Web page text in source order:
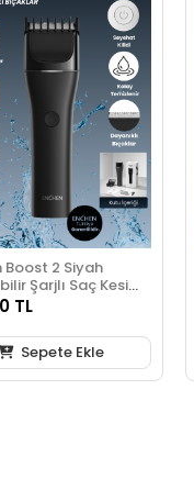
Boost 2 Siyah
Şarjlı Saç Kesim
TL
Sepete Ekle